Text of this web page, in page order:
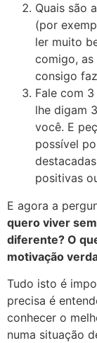
Quais são
(por
ler muito
comigo, as
consigo
Fale com
lhe digam
você. E
possível
positivas
E agora a
quero viver
diferente? O
motivação
Tudo isto é
precisa é
conhecer o
numa situação